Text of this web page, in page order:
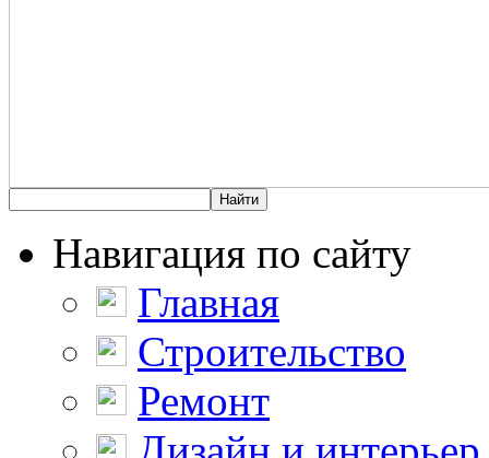
Навигация по сайту
Главная
Строительство
Ремонт